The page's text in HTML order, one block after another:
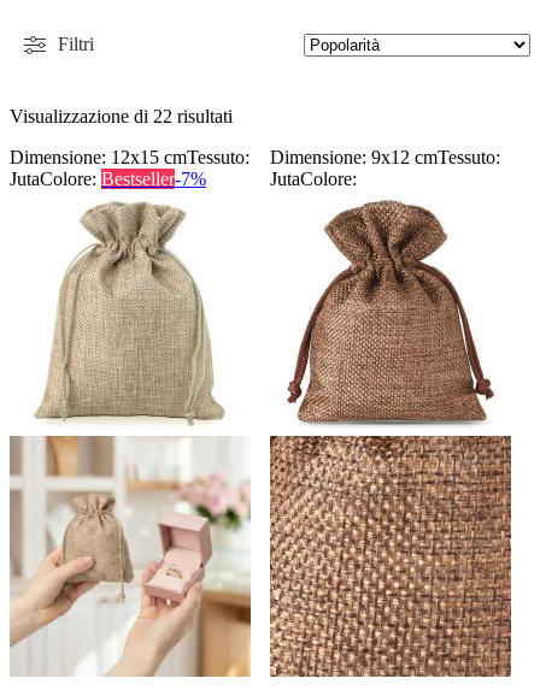
Filtri
Visualizzazione di 22 risultati
Dimensione: 12x15 cmTessuto:
JutaColore: Bestseller-7%
Dimensione: 9x12 cmTessuto:
JutaColore: